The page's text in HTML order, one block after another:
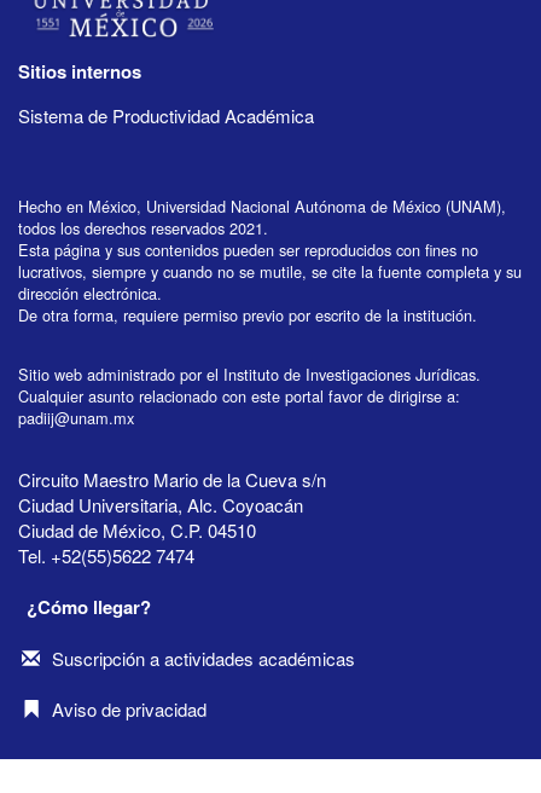
Sitios internos
Sistema de Productividad Académica
Hecho en México, Universidad Nacional Autónoma de México (UNAM),
todos los derechos reservados 2021.
Esta página y sus contenidos pueden ser reproducidos con fines no
lucrativos, siempre y cuando no se mutile, se cite la fuente completa y su
dirección electrónica.
De otra forma, requiere permiso previo por escrito de la institución.
Sitio web administrado por el Instituto de Investigaciones Jurídicas.
Cualquier asunto relacionado con este portal favor de dirigirse a:
padiij@unam.mx
Circuito Maestro Mario de la Cueva s/n
Ciudad Universitaria, Alc. Coyoacán
Ciudad de México, C.P. 04510
Tel. +52(55)5622 7474
¿Cómo llegar?
Suscripción a actividades académicas
Aviso de privacidad